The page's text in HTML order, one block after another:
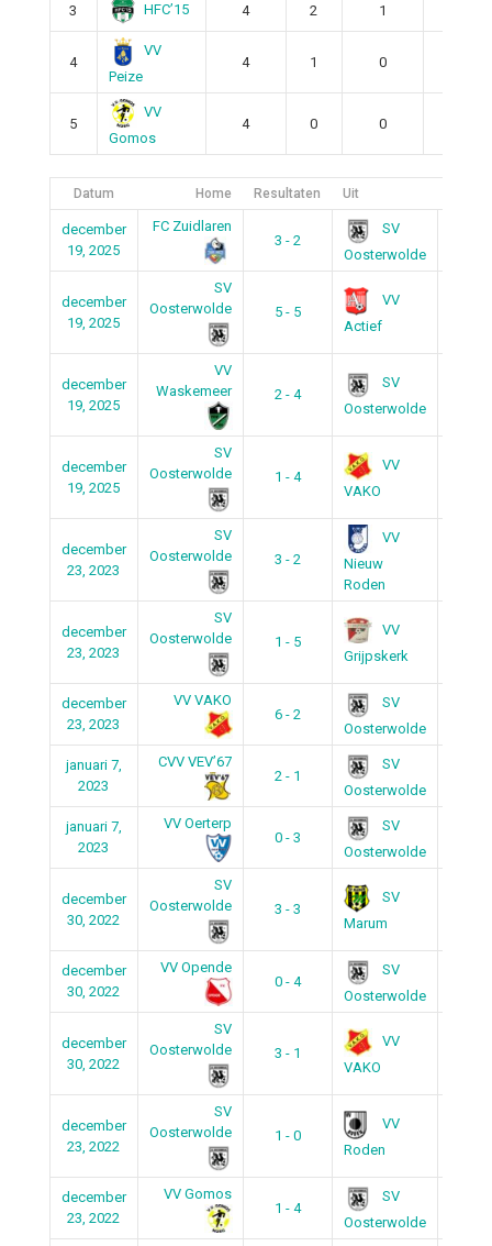
3 HFC’15 4 2 1
4
VV
Peize
4 1 0
5
VV
Gomos
4 0 0
Datum Home Resultaten Uit
december
19, 2025
FC Zuidlaren
3 - 2
SV
Oosterwolde
december
19, 2025
SV
Oosterwolde
5 - 5
VV
Actief
december
19, 2025
VV
Waskemeer
2 - 4
SV
Oosterwolde
december
19, 2025
SV
Oosterwolde
1 - 4
VV
VAKO
december
23, 2023
SV
Oosterwolde
3 - 2
VV
Nieuw
Roden
december
23, 2023
SV
Oosterwolde
1 - 5
VV
Grijpskerk
december
23, 2023
VV VAKO
6 - 2
SV
Oosterwolde
januari 7,
2023
CVV VEV’67
2 - 1
SV
Oosterwolde
januari 7,
2023
VV Oerterp
0 - 3
SV
Oosterwolde
december
30, 2022
SV
Oosterwolde
3 - 3
SV
Marum
december
30, 2022
VV Opende
0 - 4
SV
Oosterwolde
december
30, 2022
SV
Oosterwolde
3 - 1
VV
VAKO
december
23, 2022
SV
Oosterwolde
1 - 0
VV
Roden
december
23, 2022
VV Gomos
1 - 4
SV
Oosterwolde